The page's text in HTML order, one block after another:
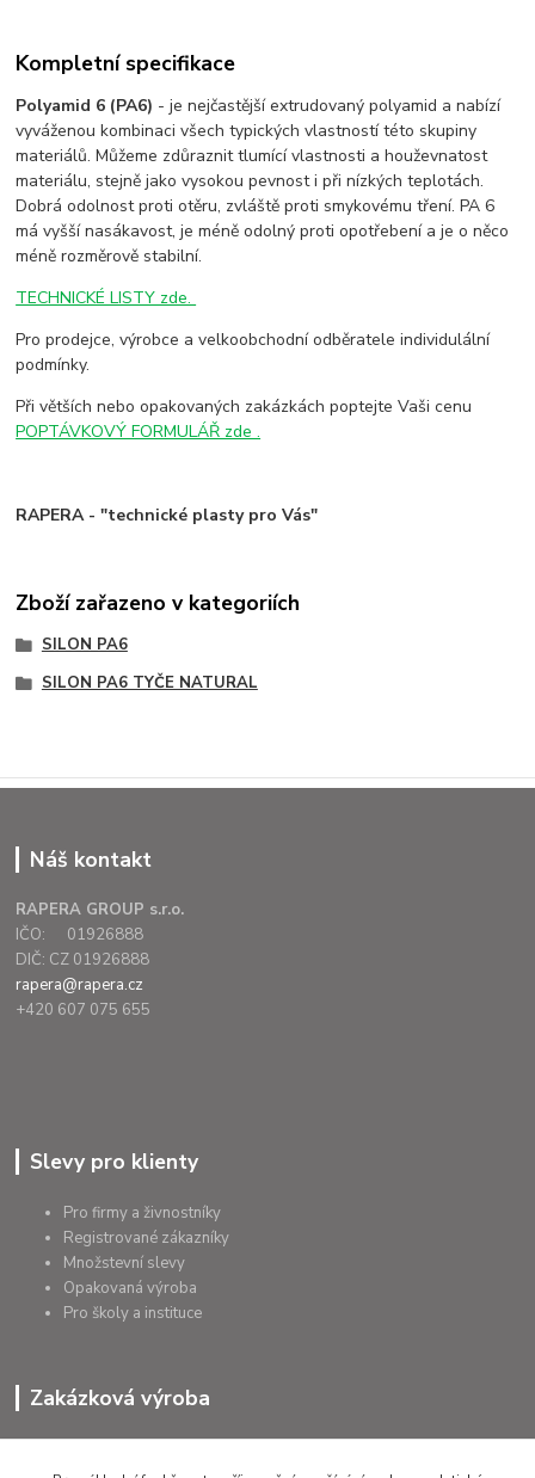
Kompletní specifikace
Polyamid 6 (PA6) - je nejčastější extrudovaný polyamid a nabízí
vyváženou kombinaci všech typických vlastností této skupiny
materiálů. Můžeme zdůraznit tlumící vlastnosti a houževnatost
materiálu, stejně jako vysokou pevnost i při nízkých teplotách.
Dobrá odolnost proti otěru, zvláště proti smykovému tření. PA 6
má vyšší nasákavost, je méně odolný proti opotřebení a je o něco
méně rozměrově stabilní.
TECHNICKÉ LISTY zde.
Pro prodejce, výrobce a velkoobchodní odběratele individulální
podmínky.
Při větších nebo opakovaných zakázkách poptejte Vaši cenu
POPTÁVKOVÝ FORMULÁŘ zde .
RAPERA - "technické plasty pro Vás"
Zboží zařazeno v kategoriích
SILON PA6
SILON PA6 TYČE NATURAL
Náš kontakt
RAPERA GROUP s.r.o.
IČO: 01926888
DIČ: CZ 01926888
rapera@rapera.cz
+420 607 075 655
Slevy pro klienty
Pro firmy a živnostníky
Registrované zákazníky
Množstevní slevy
Opakovaná výroba
Pro školy a instituce
Zakázková výroba